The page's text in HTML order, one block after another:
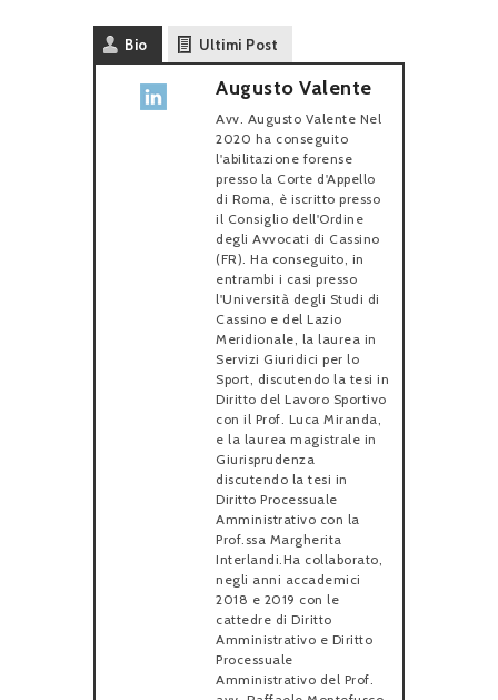
Bio Ultimi Post
Augusto Valente
Avv. Augusto Valente Nel
2020 ha conseguito
l'abilitazione forense
presso la Corte d'Appello
di Roma, è iscritto presso
il Consiglio dell'Ordine
degli Avvocati di Cassino
(FR). Ha conseguito, in
entrambi i casi presso
l'Università degli Studi di
Cassino e del Lazio
Meridionale, la laurea in
Servizi Giuridici per lo
Sport, discutendo la tesi in
Diritto del Lavoro Sportivo
con il Prof. Luca Miranda,
e la laurea magistrale in
Giurisprudenza
discutendo la tesi in
Diritto Processuale
Amministrativo con la
Prof.ssa Margherita
Interlandi.Ha collaborato,
negli anni accademici
2018 e 2019 con le
cattedre di Diritto
Amministrativo e Diritto
Processuale
Amministrativo del Prof.